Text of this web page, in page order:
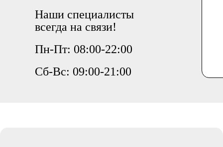
Наши специалисты
всегда на связи!
Пн-Пт: 08:00-22:00
Сб-Вс: 09:00-21:00